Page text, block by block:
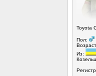
Toyota
Пол:
Из: